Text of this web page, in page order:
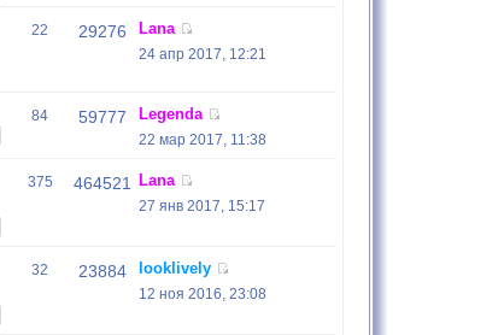
22 29276 Lana
24 апр 2017, 12:21
84 59777 Legenda
22 мар 2017, 11:38
375 464521 Lana
27 янв 2017, 15:17
32 23884 looklively
12 ноя 2016, 23:08